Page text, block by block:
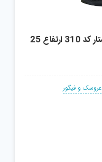
عروسک طرح سوزی مدل پرستار کد 310 ارتفاع 25
عروسک و فیگور